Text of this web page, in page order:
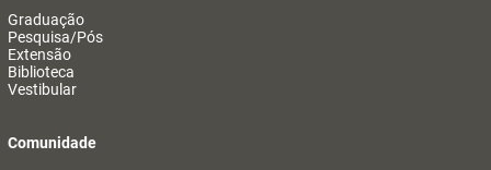
Graduação
Pesquisa/Pós
Extensão
Biblioteca
Vestibular
Comunidade